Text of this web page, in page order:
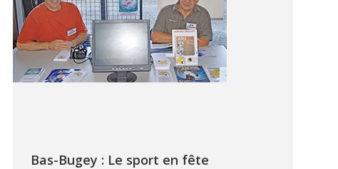
Bas-Bugey : Le sport en fête